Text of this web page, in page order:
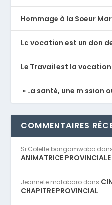
Hommage à la Soeur
La vocation est un don
Le Travail est la vocation
» La santé, une mission
COMMENTAIRES
Sr Colette bangamwabo dans
ANIMATRICE PROVINCIALE
Jeannete matabaro dans
CHAPITRE PROVINCIAL